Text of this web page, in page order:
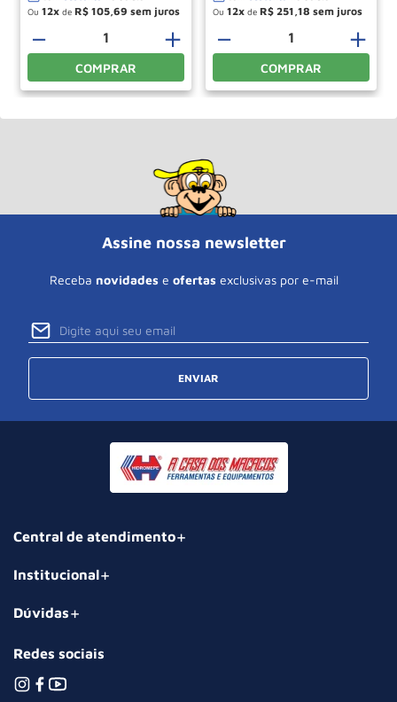
Ou 12 de R$ 105 69
＋
－
COMPRAR
Ou 12 de R$ 251 18
＋
－
COMPRAR
Assine nossa newsletter
Receba novidades e ofertas exclusivas por e-mail
ENVIAR
Central de atendimento
Institucional
Dúvidas
Redes sociais